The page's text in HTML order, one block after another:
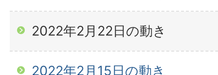
2022年2月22日の動き
2022年2月15日の動き